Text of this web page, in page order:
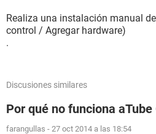
Realiza una instalación manual
control / Agregar hardware)
.
Discusiones similares
Por qué no funciona
farangullas - 27 oct 2014 a las 18:54